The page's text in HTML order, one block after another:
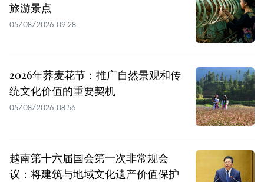
旅游景点
05/08/2026 09:28
2026年荞麦花节：推广自然景观和传
统文化价值的重要契机
05/08/2026 08:56
越南第十六届国会第一次非常规会
议：将建筑与地域文化遗产价值保护